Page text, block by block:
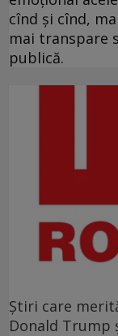
cînd și cînd,
mai transpare
publică.
Ştiri care
Donald Trump